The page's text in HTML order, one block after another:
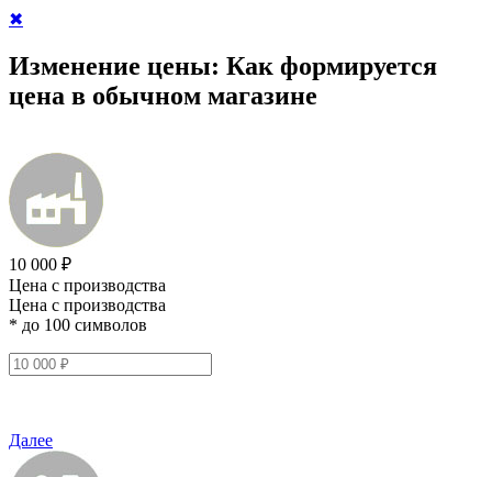
✖
Изменение цены: Как формируется
цена в обычном магазине
10 000 ₽
Цена с производства
Цена с производства
* до 100 символов
Далее